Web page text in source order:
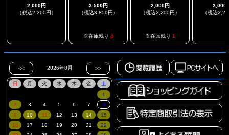
2,000円
（税込2,200円）
3,500円
（税込3,850円）
※在庫残り 4
2,000円
（税込2,200円）
※在庫残り 1
2,000
（税込